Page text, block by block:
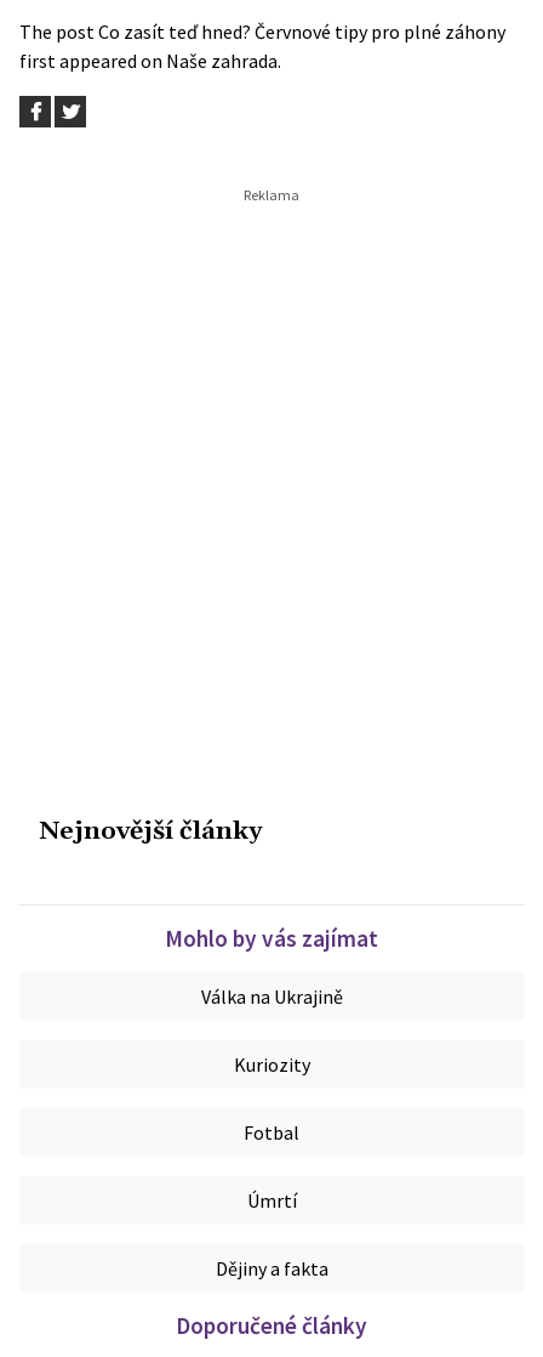
The postCo zasít teď hned? Červnové tipy pro plné záhony
first appeared on Naše zahrada.
Nejnovější články
Mohlo by vás zajímat
Válka na Ukrajině
Kuriozity
Fotbal
Úmrtí
Dějiny a fakta
Doporučené články